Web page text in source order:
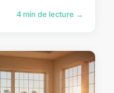
4 min de lecture →